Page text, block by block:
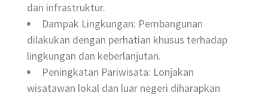
dan infrastruktur.
Dampak Lingkungan: Pembangunan
dilakukan dengan perhatian khusus terhadap
lingkungan dan keberlanjutan.
Peningkatan Pariwisata: Lonjakan
wisatawan lokal dan luar negeri diharapkan